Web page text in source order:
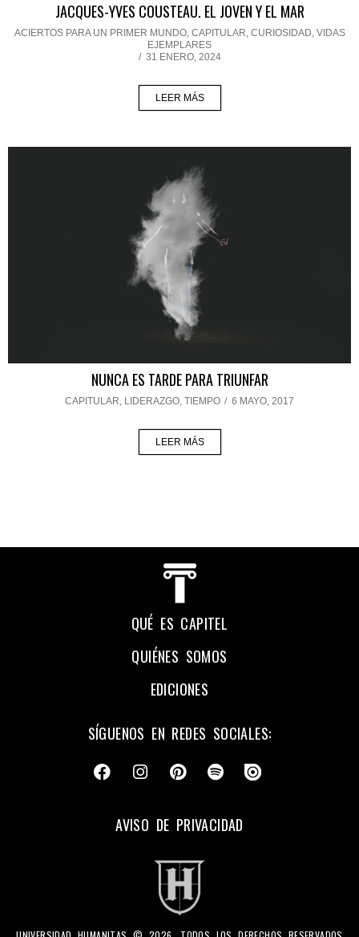
JACQUES-YVES COUSTEAU. EL JOVEN Y EL MAR
ACIERTOS PARA UN PRIMER MUNDO, CAPITULAR, CURIOSIDAD, VIDAS
EJEMPLARES
/ 31 ENERO, 2024
LEER MÁS
NUNCA ES TARDE PARA TRIUNFAR
CAPITULAR, LIDERAZGO, TIEMPO / 6 MAYO, 2017
LEER MÁS
QUÉ ES CAPITEL
QUIÉNES SOMOS
EDICIONES
SÍGUENOS EN REDES SOCIALES:
AVISO DE PRIVACIDAD